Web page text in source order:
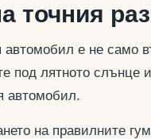
точния
е не само
под лятното слънце
автомобил.
на правилните